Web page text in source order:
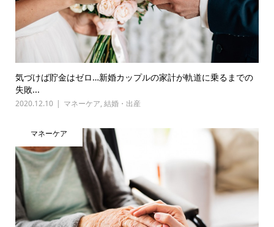
気づけば貯金はゼロ…新婚カップルの家計が軌道に乗るまでの
失敗...
2020.12.10 マネーケア, 結婚・出産
マネーケア